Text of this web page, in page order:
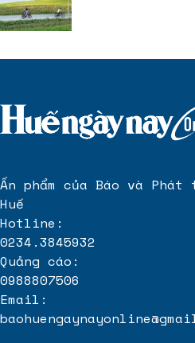
Ấn phẩm của Báo và
Huế
Hotline:
0234.3845932
Quảng cáo:
0988807506
Email: